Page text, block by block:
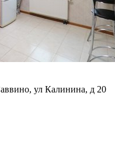
ул Калинина, д 20